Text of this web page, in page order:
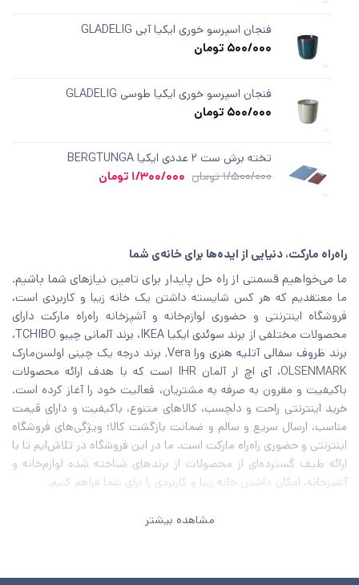
فنجان اسپرسو خوری ایکیا آبی GLADELIG
500/000 تومان
فنجان اسپرسو خوری ایکیا طوسی GLADELIG
500/000 تومان
تخته برش ست ۲ عددی ایکیا BERGTUNGA
1/500/000 تومان قیمت
1/300/000 تومان
راه‌راه مارکت، دنیایی از ایده‌ها برای خانه‌ی شما
ما می‌خواهیم قسمتی از راه حل پایدار برای تامین نیازهای شما باشیم.
ما معتقدیم که هر کس شایسته داشتن یک خانه زیبا و کاربردی است،
فروشگاه اینترنتی و حضوری لوازم‌خانه و آشپزخانه راه‌راه مارکت دارای
محصولات مختلفی از برند سوئدی ایکیا IKEA ، برند آلمانی چیبو TCHIBO
،
برند ظروف سفالی آتلیه هنری ورا Vera
, برند درجه یک چینی اولسن‌مارک
OLSENMARK، آی اچ‌ ار آلمان IHR است که با هدف ارائه محصولات
باکیفیت و مقرون به صرفه به مشتریان، فعالیت خود را آغاز کرده است.
خرید اینترنتی راحت و دلچسب، کالاهای متنوع، باکیفیت و دارای قیمت
مناسب، ارسال سریع و سالم و ضمانت بازگشت کالا؛ ویژگی‌های فروشگاه
اینترنتی و حضوری راه‌راه مارکت است. ما در این فروشگاه در تلاش‌ایم تا با
ارائه طیف گسترده‌ای از محصولات از برند‌های شناخته شده لوازم‌خانه و
آشپزخانه، امکان داشتن خانه زیبا و کاربردی را برای شما فراهم کنیم.
مشاهده بیشتر